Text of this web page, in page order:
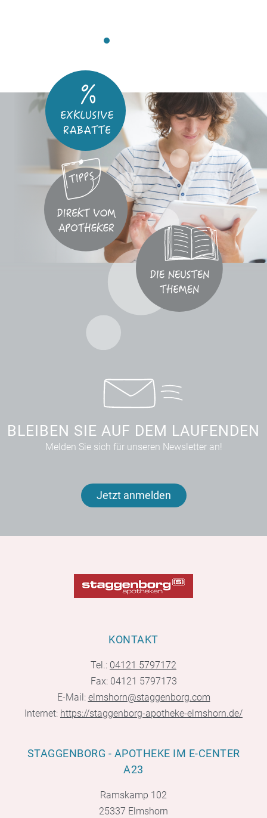
BLEIBEN SIE AUF DEM LAUFENDEN
Melden Sie sich für unseren Newsletter an!
Jetzt anmelden
KONTAKT
Tel.: 04121 5797172
Fax: 04121 5797173
E-Mail: elmshorn@staggenborg.com
Internet: https://staggenborg-apotheke-elmshorn.de/
STAGGENBORG - APOTHEKE IM E-CENTER
A23
Ramskamp 102
25337 Elmshorn